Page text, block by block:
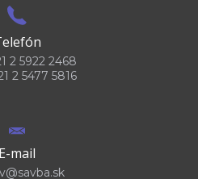
2 5922 2468
2 5477 5816
E-mail